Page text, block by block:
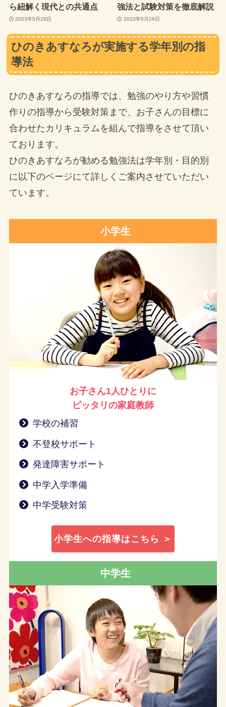
ら紐解く現代との共通点
2023年5月29日
強法と試験対策を徹底解説
2023年5月29日
ひのきあすなろが実施する学年別の指
導法
ひのきあすなろの指導では、勉強のやり方や習慣
作りの指導から受験対策まで、お子さんの目標に
合わせたカリキュラムを組んで指導をさせて頂い
ております。
ひのきあすなろが勧める勉強法は学年別・目的別
に以下のページにて詳しくご案内させていただい
ています。
小学生
お子さん1人ひとりに
ピッタリの家庭教師
学校の補習
不登校サポート
発達障害サポート
中学入学準備
中学受験対策
小学生への指導はこちら ＞
中学生